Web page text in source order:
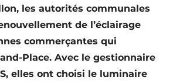
les autorités communales
de l’éclairage
commerçantes qui
Place. Avec le gestionnaire
elles ont choisi le luminaire